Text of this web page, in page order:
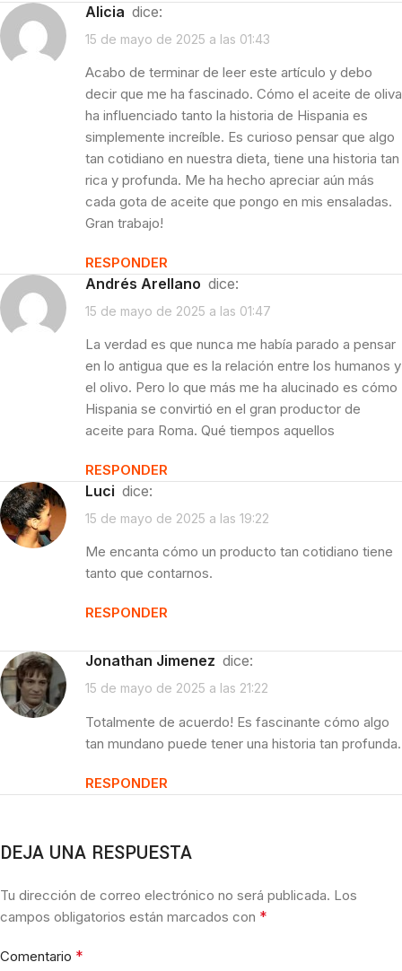
Alicia dice:
15 de mayo de 2025 a las 01:43
Acabo de terminar de leer este artículo y debo
decir que me ha fascinado. Cómo el aceite de oliva
ha influenciado tanto la historia de Hispania es
simplemente increíble. Es curioso pensar que algo
tan cotidiano en nuestra dieta, tiene una historia tan
rica y profunda. Me ha hecho apreciar aún más
cada gota de aceite que pongo en mis ensaladas.
Gran trabajo!
RESPONDER
Andrés Arellano dice:
15 de mayo de 2025 a las 01:47
La verdad es que nunca me había parado a pensar
en lo antigua que es la relación entre los humanos y
el olivo. Pero lo que más me ha alucinado es cómo
Hispania se convirtió en el gran productor de
aceite para Roma. Qué tiempos aquellos
RESPONDER
Luci dice:
15 de mayo de 2025 a las 19:22
Me encanta cómo un producto tan cotidiano tiene
tanto que contarnos.
RESPONDER
Jonathan Jimenez dice:
15 de mayo de 2025 a las 21:22
Totalmente de acuerdo! Es fascinante cómo algo
tan mundano puede tener una historia tan profunda.
RESPONDER
DEJA UNA RESPUESTA
Tu dirección de correo electrónico no será publicada. Los
campos obligatorios están marcados con *
Comentario *